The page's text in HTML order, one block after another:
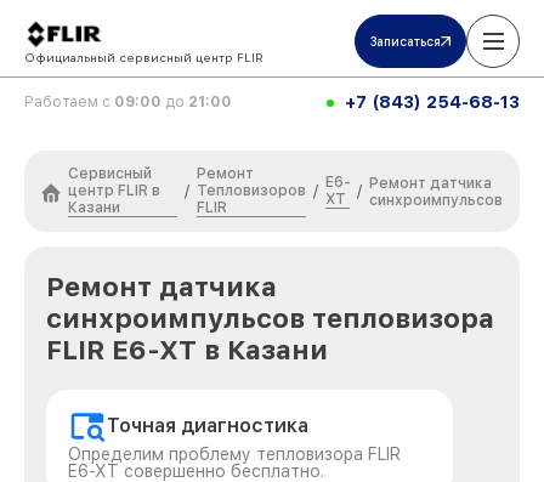
Официальный сервисный центр FLIR
Записаться
Работаем с 09:00 до 21:00 +7 (843) 254-68-13
Сервисный
центр FLIR в
Казани
/
Ремонт
Тепловизоров
FLIR
/
E6-
XT
/ Ремонт датчика
синхроимпульсов
Ремонт датчика
синхроимпульсов тепловизора
FLIR E6-XT в Казани
Точная диагностика
Определим проблему тепловизора FLIR
E6-XT совершенно бесплатно.